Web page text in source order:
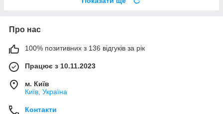
Про нас
100% позитивних з 136 відгуків за рік
Працює з 10.11.2023
м. Київ
Київ, Україна
Контакти